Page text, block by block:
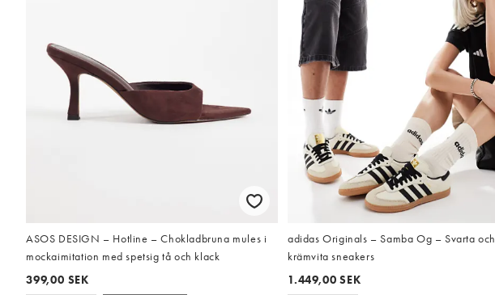
ASOS DESIGN – Hotline – Chokladbruna mules i
mockaimitation med spetsig tå och klack
399,00 SEK
adidas Originals – Samba Og – Svarta och
krämvita sneakers
1.449,00 SEK